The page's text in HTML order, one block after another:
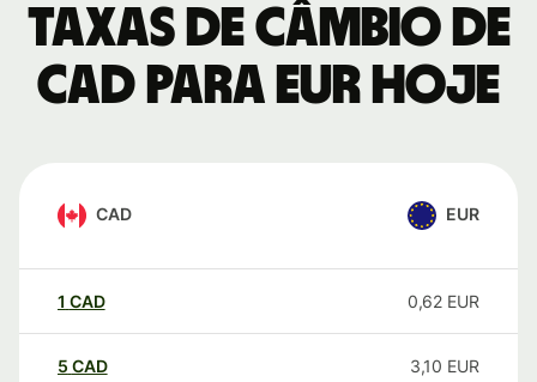
Taxas de câmbio de
CAD para EUR hoje
CAD EUR
1 CAD 0,62 EUR
5 CAD 3,10 EUR